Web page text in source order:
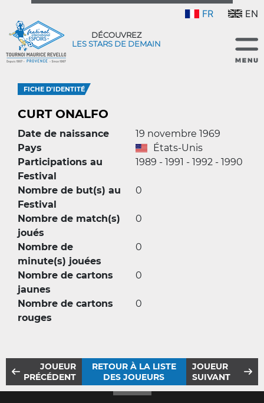
FR EN
DÉCOUVREZ
LES STARS DE DEMAIN
FICHE D'IDENTITÉ
CURT ONALFO
Date de naissance
19 novembre 1969
Pays
États-Unis
Participations au
Festival
1989 - 1991 - 1992 - 1990
Nombre de but(s) au
Festival
0
Nombre de match(s)
joués
0
Nombre de
minute(s) jouées
0
Nombre de cartons
jaunes
0
Nombre de cartons
rouges
0
JOUEUR
PRÉCÉDENT
RETOUR À LA LISTE
DES JOUEURS
JOUEUR
SUIVANT